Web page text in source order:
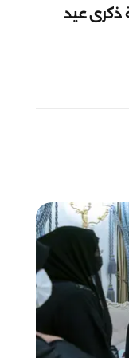
ذكرى عيد